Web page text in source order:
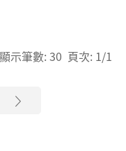
示筆數: 30 頁次: 1/1